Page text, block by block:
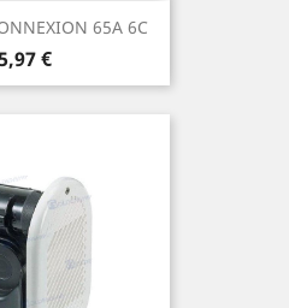
65A 6C
€